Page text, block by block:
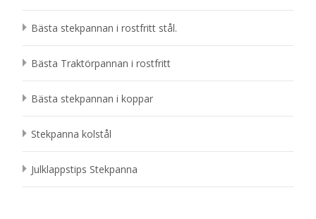
Bästa stekpannan i rostfritt stål.
Bästa Traktörpannan i rostfritt
Bästa stekpannan i koppar
Stekpanna kolstål
Julklappstips Stekpanna